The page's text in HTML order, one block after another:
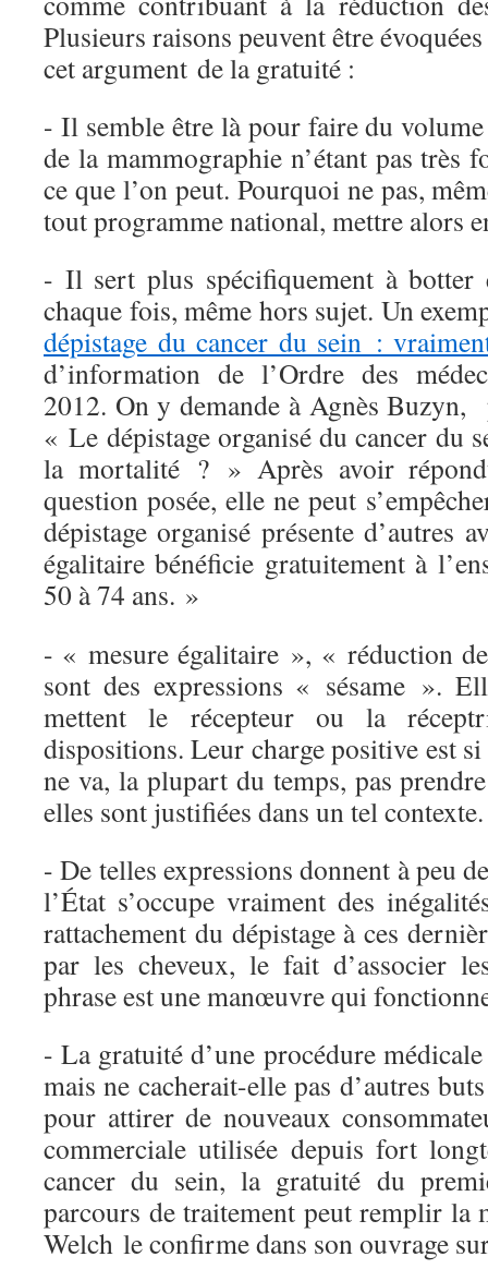
Plusieurs raisons peuvent être
cet argument de la gratuité :
- Il semble être là pour faire du
de la mammographie n’étant pas très
ce que l’on peut. Pourquoi ne pas,
tout programme national, mettre alors
- Il sert plus spécifiquement à botter
chaque fois, même hors sujet. Un
dépistage du cancer du sein :
d’information de l’Ordre des
2012. On y demande à Agnès
« Le dépistage organisé du cancer du
la mortalité ? » Après avoir
question posée, elle ne peut
dépistage organisé présente d’autres
égalitaire bénéficie gratuitement à
50 à 74 ans. »
- « mesure égalitaire », « réduction
sont des expressions « sésame ».
mettent le récepteur ou la
dispositions. Leur charge positive est si
ne va, la plupart du temps, pas
elles sont justifiées dans un tel contexte.
- De telles expressions donnent à peu
l’État s’occupe vraiment des
rattachement du dépistage à ces
par les cheveux, le fait d’associer
phrase est une manœuvre qui
- La gratuité d’une procédure
mais ne cacherait-elle pas d’autres
pour attirer de nouveaux
commerciale utilisée depuis fort
cancer du sein, la gratuité du
parcours de traitement peut remplir la
Welch le confirme dans son ouvrage